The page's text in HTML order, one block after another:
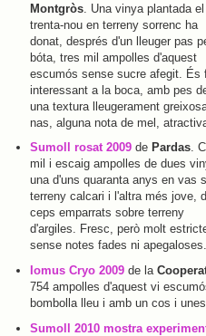
Montgròs. Una vinya plantada el
trenta-nou en terreny sorrenc ha
donat, després d'un lleuger pas
bóta, tres mil ampolles d'aquest
escumós sense sucre afegit. És
interessant a la boca, amb pes
una textura lleugerament
nas, alguna nota de mel,
Sumoll rosat 2009de Pardas.
mil i escaig ampolles de dues
una d'uns quaranta anys en vas
terreny calcari i l'altra més jove,
ceps emparrats sobre terreny
d'argiles. Fresc, però molt
sense notes fades ni
Iomus Cryo 2009de la
754 ampolles d'aquest vi
bombolla lleu i amb un cos i
Sumoll 2010 mostra